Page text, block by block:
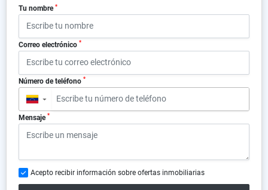
Tu nombre *
Correo electrónico *
Número de teléfono *
▼
Mensaje *
Acepto recibir información sobre ofertas inmobiliarias